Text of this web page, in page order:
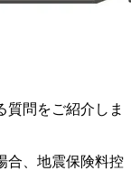
質問をご紹介しま
合、地震保険料控